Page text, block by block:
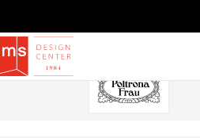
Frau›